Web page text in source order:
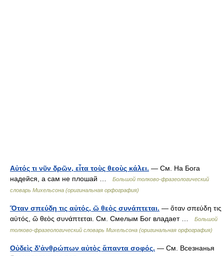
Αὐτός τι νῦν δρῶν, εἶτα τοὺς θεοὺς κάλει. — См. На Бога
надейся, а сам не плошай …
Большой толково-фразеологический
словарь Михельсона (оригинальная орфография)
Ὅταν σπεύδη τις αὐτός, ῶ θεὸς συνάπτεται. — ὅταν σπεύδη τις
αὐτός, ῶ θεὸς συνάπτεται. См. Смелым Бог владает …
Большой
толково-фразеологический словарь Михельсона (оригинальная орфография)
Οὐδεὶς δ’ἀνθρώπων αὐτὸς ἅπαντα σοφός. — См. Всезнанья